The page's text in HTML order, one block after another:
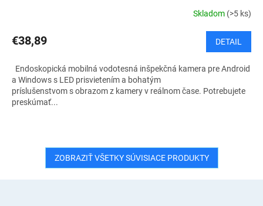
Skladom (>5 ks)
€38,89 DETAIL
Endoskopická mobilná vodotesná inšpekčná kamera pre Android
a Windows s LED prisvietením a bohatým
príslušenstvom s obrazom z kamery v reálnom čase. Potrebujete
preskúmať...
ZOBRAZIŤ VŠETKY SÚVISIACE PRODUKTY